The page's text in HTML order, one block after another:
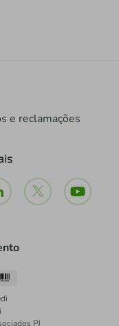
e reclamações
PJ